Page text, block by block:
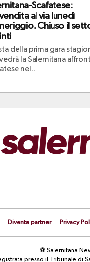
Scafatese:
al via lunedì
Chiuso il
della prima gara
la Salernitana
nel...
Diventa partner Privacy
⚽ Salernitana
presso il Tribunale